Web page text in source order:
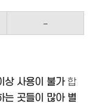
–
상 사용이 불가합
는 곳들이 많아 별